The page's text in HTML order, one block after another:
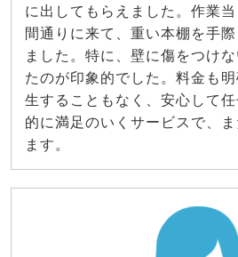
に出してもらえました。作業
間通りに来て、重い本棚を手
ました。特に、壁に傷をつけ
たのが印象的でした。料金も
生することもなく、安心して
的に満足のいくサービスで、
ます。